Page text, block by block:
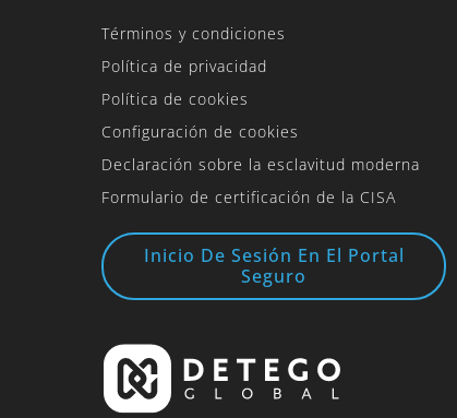
Términos y condiciones
Política de privacidad
Política de cookies
Configuración de cookies
Declaración sobre la esclavitud moderna
Formulario de certificación de la CISA
Inicio De Sesión En El Portal
Seguro